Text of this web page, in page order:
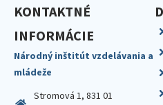
KONTAKTNÉ
INFORMÁCIE
Národný inštitút vzdelávania a
mládeže
Stromová 1, 831 01